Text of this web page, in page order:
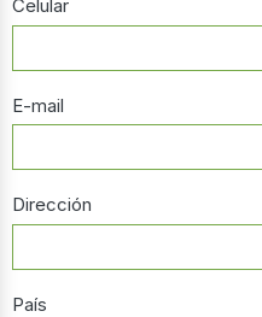
Celular
E-mail
Dirección
País